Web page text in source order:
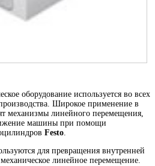
оборудование используется во всех
Широкое применение в
механизмы линейного перемещения,
машины при помощи
Festo
для превращения внутренней
линейное перемещение.